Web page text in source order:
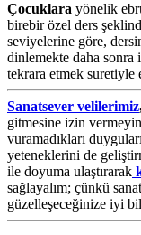
Çocuklara yönelik
birebir özel ders
seviyelerine göre,
dinlemekte daha sonra
tekrara etmek suretiyle
Sanatsever velilerimiz
gitmesine izin
vuramadıkları
yeteneklerini de
ile doyuma ulaştırarak
sağlayalım; çünkü
güzelleşeceğinize iyi